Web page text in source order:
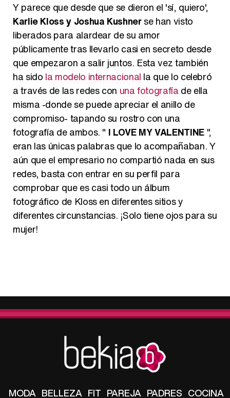
Y parece que desde que se dieron el 'sí, quiero',
Karlie Kloss y Joshua Kushnerse han visto
liberados para alardear de su amor
públicamente tras llevarlo casi en secreto desde
que empezaron a salir juntos. Esta vez también
ha sido la modelo internacional la que lo celebró
a través de las redes con una fotografía de ella
misma -donde se puede apreciar el anillo de
compromiso- tapando su rostro con una
fotografía de ambos. " I LOVE MY VALENTINE",
eran las únicas palabras que lo acompañaban. Y
aún que el empresario no compartió nada en sus
redes, basta con entrar en su perfil para
comprobar que es casi todo un álbum
fotográfico de Kloss en diferentes sitios y
diferentes circunstancias. ¡Solo tiene ojos para su
mujer!
MODA BELLEZA FIT PAREJA PADRES COCINA